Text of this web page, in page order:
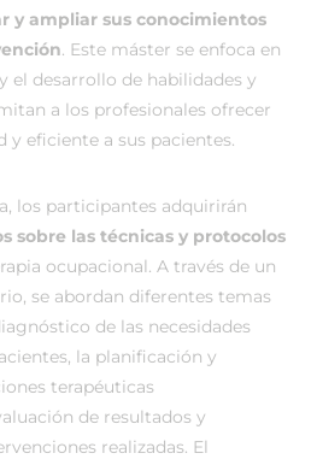
y ampliar sus conocimientos
. Este máster se enfoca en
el desarrollo de habilidades y
a los profesionales ofrecer
y eficiente a sus pacientes.
los participantes adquirirán
sobre las técnicas y protocolos
ocupacional. A través de un
se abordan diferentes temas
de las necesidades
la planificación y
terapéuticas
de resultados y
realizadas. El